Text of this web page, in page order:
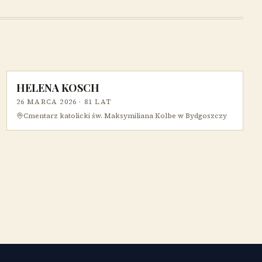
HELENA KOSCH
26 MARCA 2026 · 81 LAT
Cmentarz katolicki św. Maksymiliana Kolbe w Bydgoszczy